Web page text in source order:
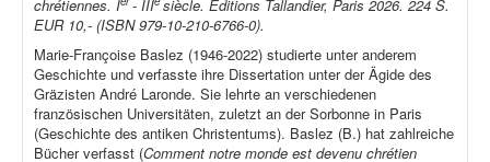
chrétiennes. I - III siècle. Éditions Tallandier, Paris 2026. 224 S.
EUR 10,- (ISBN 979-10-210-6766-0).
Marie-Françoise Baslez (1946-2022) studierte unter anderem
Geschichte und verfasste ihre Dissertation unter der Ägide des
Gräzisten André Laronde. Sie lehrte an verschiedenen
französischen Universitäten, zuletzt an der Sorbonne in Paris
(Geschichte des antiken Christentums). Baslez (B.) hat zahlreiche
Bücher verfasst (Comment notre monde est devenu chrétien